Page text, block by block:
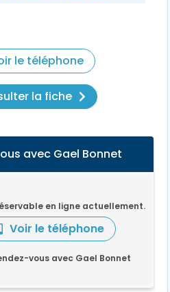
le téléphone
la fiche
avec Gael Bonnet
en ligne actuellement.
Voir le téléphone
vous avec Gael Bonnet